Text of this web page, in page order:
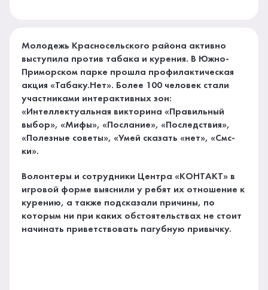
Молодежь Красносельского района активно
выступила против табака и курения. В Южно-
Приморском парке прошла профилактическая
акция «Табаку.Нет». Более 100 человек стали
участниками интерактивных зон:
«Интеллектуальная викторина «Правильный
выбор», «Мифы», «Послание», «Последствия»,
«Полезные советы», «Умей сказать «нет», «Смс-
ки».
Волонтеры и сотрудники Центра «КОНТАКТ» в
игровой форме выяснили у ребят их отношение к
курению, а также подсказали причины, по
которым ни при каких обстоятельствах не стоит
начинать приветствовать пагубную привычку.